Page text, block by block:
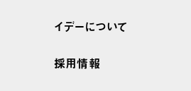
イデーについて
採用情報